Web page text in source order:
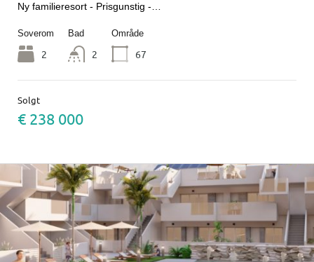
Ny familieresort - Prisgunstig -…
Soverom
2
Bad
2
Område
67
Solgt
€ 238 000